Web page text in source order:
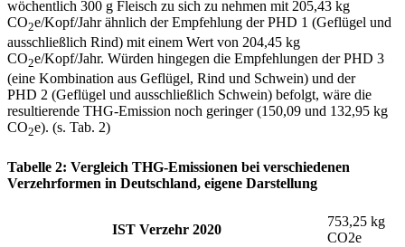
wöchentlich 300 g Fleisch zu sich zu nehmen mit 205,43 kg
CO2e/Kopf/Jahr ähnlich der Empfehlung der PHD 1 (Geflügel und
ausschließlich Rind) mit einem Wert von 204,45 kg
CO2e/Kopf/Jahr. Würden hingegen die Empfehlungen der PHD 3
(eine Kombination aus Geflügel, Rind und Schwein) und der
PHD 2 (Geflügel und ausschließlich Schwein) befolgt, wäre die
resultierende THG-Emission noch geringer (150,09 und 132,95 kg
CO2e). (s. Tab. 2)
Tabelle 2: Vergleich THG-Emissionen bei verschiedenen
Verzehrformen in Deutschland, eigene Darstellung
IST Verzehr 2020
753,25 kg
CO2e